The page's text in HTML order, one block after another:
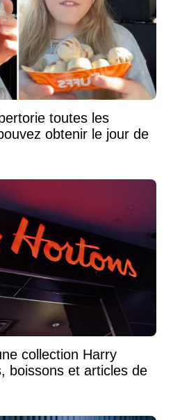
toutes les
obtenir le jour de
collection Harry
boissons et articles de